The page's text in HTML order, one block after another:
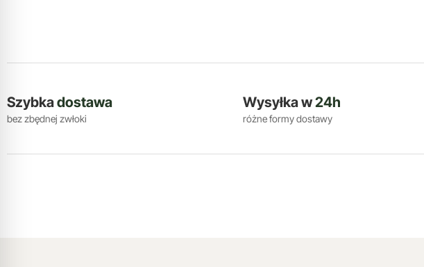
Szybkadostawa
bez zbędnej zwłoki
Wysyłka w24h
różne formy dostawy